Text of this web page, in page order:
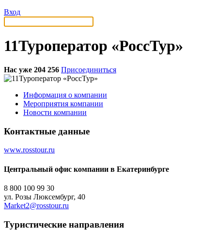
Вход
11Туроператор «РоссТур»
Нас уже 204 256 Присоединиться
Информация о компании
Мероприятия компании
Новости компании
Контактные данные
www.rosstour.ru
Центральный офис компании в Екатеринбурге
8 800 100 99 30
ул. Розы Люксембург, 40
Market2@rosstour.ru
Туристическиe направления